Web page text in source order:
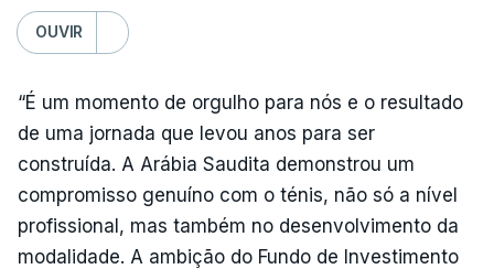
OUVIR
“É um momento de orgulho para nós e o resultado
de uma jornada que levou anos para ser
construída. A Arábia Saudita demonstrou um
compromisso genuíno com o ténis, não só a nível
profissional, mas também no desenvolvimento da
modalidade. A ambição do Fundo de Investimento